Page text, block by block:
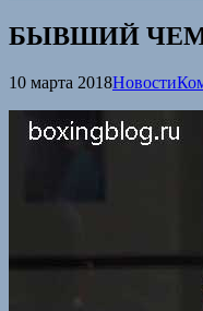
БЫВШИЙ
10 марта 2018Новости